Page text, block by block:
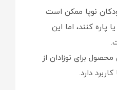
نوپا ممکن است
پاره کنند، اما این
محصول برای نوزادان از
دارد.